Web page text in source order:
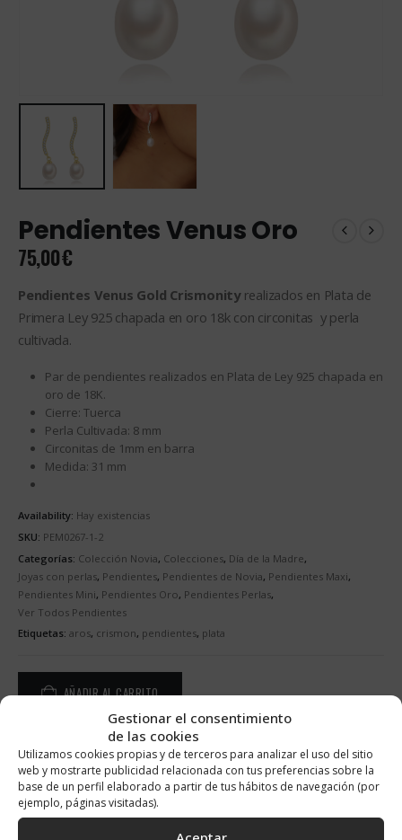
Gestionar el consentimiento
de las cookies
Utilizamos cookies propias y de terceros para analizar el uso del sitio
web y mostrarte publicidad relacionada con tus preferencias sobre la
base de un perfil elaborado a partir de tus hábitos de navegación (por
ejemplo, páginas visitadas).
Pendientes Venus Oro
75,00€
Pendientes Venus Gold Crismonityrealizados en Plata de
Primera Ley 925 chapada en oro 18k con circonitas y perla
cultivada.
Par de pendientes realizados en Plata de Ley 925 chapada en
oro de 18K.
Cierre: Tuerca
Perla Cultivada: 8 mm
Circonitas de 1mm en barra
Medida: 31 mm
Availability: Hay existencias
SKU: PEM0267-1-2
Categorías: Colección Novia, Colecciones, Día de la Madre,
Joyas con perlas, Pendientes, Pendientes de Novia, Pendientes Maxi,
Pendientes Mini, Pendientes Oro, Pendientes Perlas,
Ver Todos Pendientes
Etiquetas: aros, crismon, pendientes, plata
AÑADIR AL CARRITO
Alternative:
DESCRIPCIÓN